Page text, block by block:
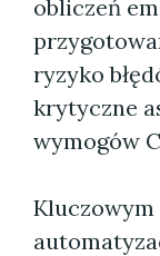
obliczeń
ryzyko
krytyczne
wymogów